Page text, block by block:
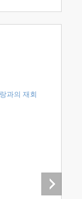
과의 재회